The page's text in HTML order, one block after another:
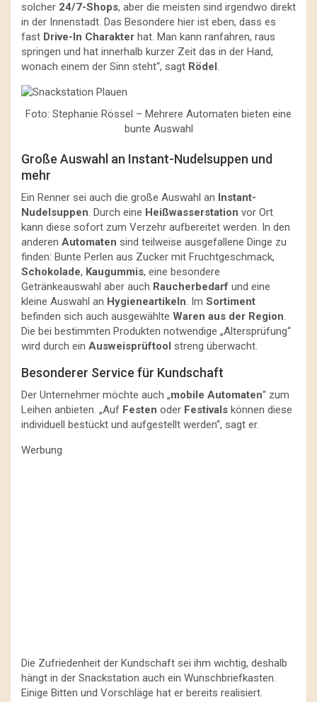
solcher 24/7-Shops, aber die meisten sind irgendwo direkt
in der Innenstadt. Das Besondere hier ist eben, dass es
fast Drive-In Charakter hat. Man kann ranfahren, raus
springen und hat innerhalb kurzer Zeit das in der Hand,
wonach einem der Sinn steht“, sagt Rödel.
Foto: Stephanie Rössel – Mehrere Automaten bieten eine
bunte Auswahl
Große Auswahl an Instant-Nudelsuppen und
mehr
Ein Renner sei auch die große Auswahl an Instant-
Nudelsuppen. Durch eine Heißwasserstation vor Ort
kann diese sofort zum Verzehr aufbereitet werden. In den
anderen Automaten sind teilweise ausgefallene Dinge zu
finden: Bunte Perlen aus Zucker mit Fruchtgeschmack,
Schokolade, Kaugummis, eine besondere
Getränkeauswahl aber auch Raucherbedarf und eine
kleine Auswahl an Hygieneartikeln. Im Sortiment
befinden sich auch ausgewählte Waren aus der Region.
Die bei bestimmten Produkten notwendige „Altersprüfung“
wird durch ein Ausweisprüftool streng überwacht.
Besonderer Service für Kundschaft
Der Unternehmer möchte auch „mobile Automaten“ zum
Leihen anbieten. „Auf Festen oder Festivals können diese
individuell bestückt und aufgestellt werden“, sagt er.
Werbung
Die Zufriedenheit der Kundschaft sei ihm wichtig, deshalb
hängt in der Snackstation auch ein Wunschbriefkasten.
Einige Bitten und Vorschläge hat er bereits realisiert.